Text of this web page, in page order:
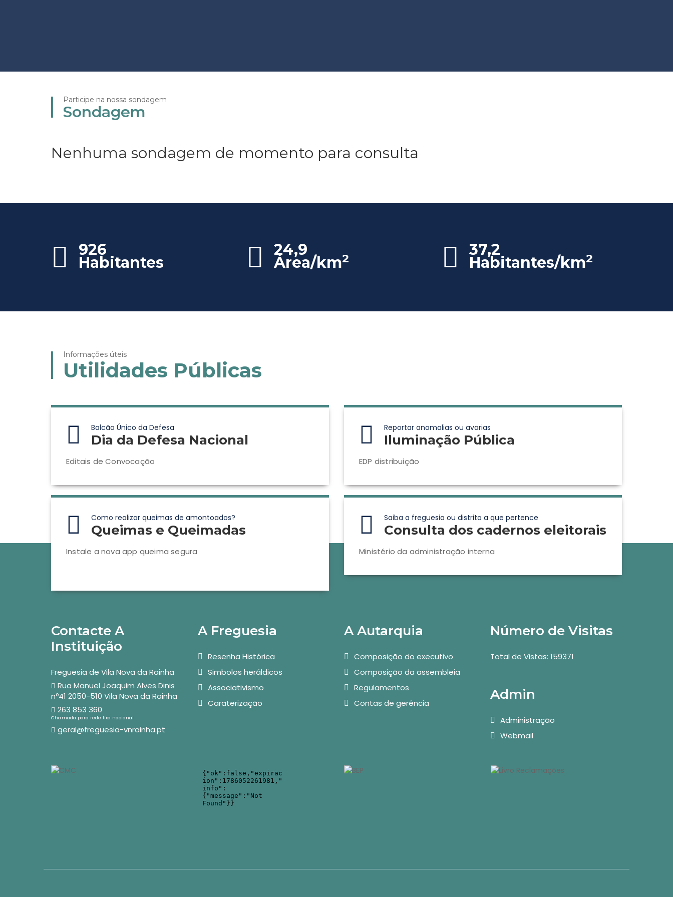
Participe na nossa sondagem
Sondagem
Nenhuma sondagem de momento para consulta
926
Habitantes
24,9
Área/km2 37,2
Habitantes/km2
Informações úteis
Utilidades Públicas
Balcão Único da Defesa
Dia da Defesa Nacional
Editais de Convocação
Reportar anomalias ou avarias
Iluminação Pública
EDP distribuição
Como realizar queimas de amontoados?
Queimas e Queimadas
Instale a nova app queima segura
Saiba a freguesia ou distrito a que pertence
Consulta dos cadernos eleitorais
Ministério da administração interna
Contacte A
Instituição
Freguesia de Vila Nova da Rainha
Rua Manuel Joaquim Alves Dinis
nº41 2050-510 Vila Nova da Rainha
263 853 360
Chamada para rede fixa nacional
geral@freguesia-vnrainha.pt
A Freguesia
Resenha Histórica
Simbolos heráldicos
Associativismo
Caraterização
A Autarquia
Composição do executivo
Composição da assembleia
Regulamentos
Contas de gerência
Número de Visitas
Total de Vistas: 159371
Admin
Administração
Webmail